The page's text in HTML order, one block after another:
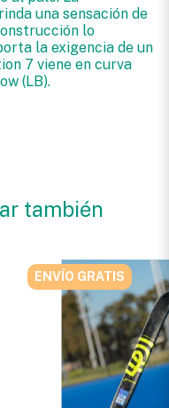
una sensación de
lo
la exigencia de un
7 viene en curva
(LB).
también
ENVÍO GRATIS